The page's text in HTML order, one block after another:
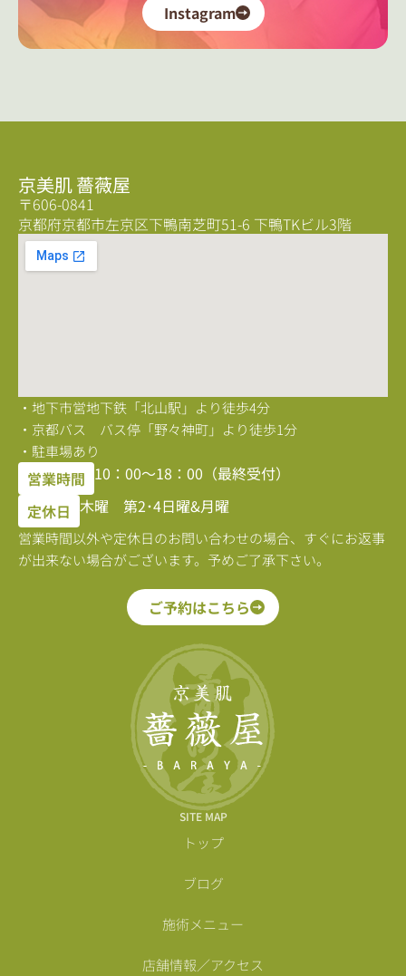
Instagram
SITE MAP
トップ
ブログ
施術メニュー
店舗情報／アクセス
京美肌 薔薇屋
〒606-0841
京都府京都市左京区下鴨南芝町51-6 下鴨TKビル3階
・地下市営地下鉄「北山駅」より徒歩4分
・京都バス バス停「野々神町」より徒歩1分
・駐車場あり
営業時間 10：00〜18：00（最終受付）
定休日 木曜 第2･4日曜&月曜
営業時間以外や定休日のお問い合わせの場合、すぐにお返事
が出来ない場合がございます。予めご了承下さい。
ご予約はこちら